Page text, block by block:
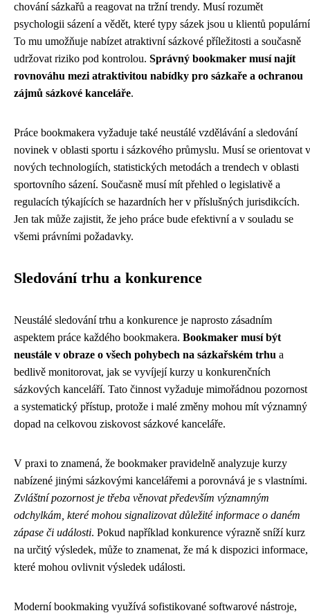
chování sázkařů a reagovat na tržní trendy. Musí rozumět
psychologii sázení a vědět, které typy sázek jsou u klientů
To mu umožňuje nabízet atraktivní sázkové příležitosti a současně
udržovat riziko pod kontrolou. Správný bookmaker musí najít
rovnováhu mezi atraktivitou nabídky pro sázkaře a ochranou
zájmů sázkové kanceláře.
Práce bookmakera vyžaduje také neustálé vzdělávání a sledování
novinek v oblasti sportu i sázkového průmyslu. Musí se orientovat v
nových technologiích, statistických metodách a trendech v oblasti
sportovního sázení. Současně musí mít přehled o legislativě a
regulacích týkajících se hazardních her v příslušných jurisdikcích.
Jen tak může zajistit, že jeho práce bude efektivní a v souladu se
všemi právními požadavky.
Sledování trhu a konkurence
Neustálé sledování trhu a konkurence je naprosto zásadním
aspektem práce každého bookmakera. Bookmaker musí být
neustále v obraze o všech pohybech na sázkařském trhu a
bedlivě monitorovat, jak se vyvíjejí kurzy u konkurenčních
sázkových kanceláří. Tato činnost vyžaduje mimořádnou pozornost
a systematický přístup, protože i malé změny mohou mít významný
dopad na celkovou ziskovost sázkové kanceláře.
V praxi to znamená, že bookmaker pravidelně analyzuje kurzy
nabízené jinými sázkovými kancelářemi a porovnává je s vlastními.
Zvláštní pozornost je třeba věnovat především významným
odchylkám, které mohou signalizovat důležité informace o daném
zápase či události. Pokud například konkurence výrazně sníží kurz
na určitý výsledek, může to znamenat, že má k dispozici informace,
které mohou ovlivnit výsledek události.
Moderní bookmaking využívá sofistikované softwarové nástroje,